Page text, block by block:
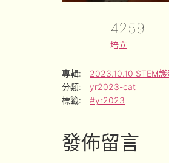
4259
培立
專輯:
2023.10.10 STEM
分類:
yr2023-cat
標籤:
#yr2023
發佈留言